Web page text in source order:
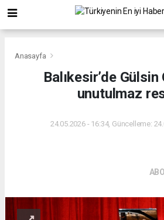
Anasayfa
Balıkesir’de Gülsin
unutulmaz
24.05.2026 - 16:34, Güncelleme: